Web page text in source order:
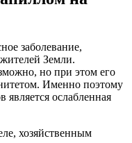
заболевание,
Земли.
но при этом его
Именно поэтому
является ослабленная